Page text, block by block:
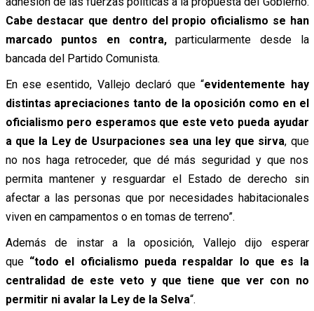
Cabe destacar que dentro del propio oficialismo se han
marcado puntos en contra,particularmente desde la
bancada del Partido Comunista.
En ese esentido, Vallejo declaró que “evidentemente hay
distintas apreciaciones tanto de la oposición como en el
oficialismo pero esperamos que este veto pueda ayudar
a que la Ley de Usurpaciones sea una ley que sirva, que
no nos haga retroceder, que dé más seguridad y que nos
permita mantener y resguardar el Estado de derecho sin
afectar a las personas que por necesidades habitacionales
viven en campamentos o en tomas de terreno”.
Además de instar a la oposición, Vallejo dijo esperar
que“todo el oficialismo pueda respaldar lo que es la
centralidad de este veto y que tiene que ver con no
permitir ni avalar la Ley de la Selva“.